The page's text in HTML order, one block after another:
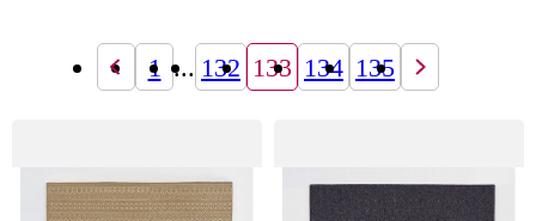
1 ... 132 133 134 135